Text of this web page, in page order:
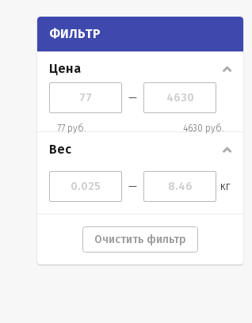
ФИЛЬТР
Цена
—
77 руб. 4630 руб.
Вес
— кг
Очистить фильтр